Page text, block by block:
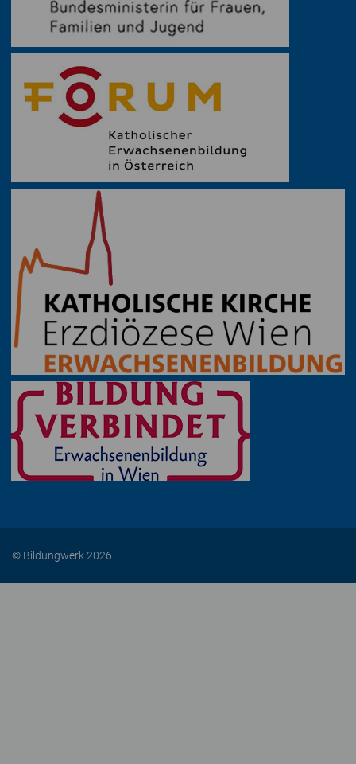
© Bildungwerk 2026